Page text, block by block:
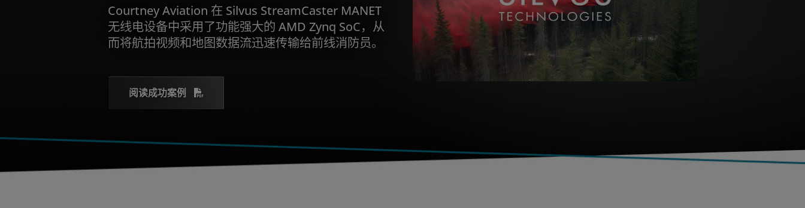
Courtney Aviation 在 Silvus StreamCaster MANET
无线电设备中采用了功能强大的 AMD Zynq SoC，从
而将航拍视频和地图数据流迅速传输给前线消防员。
阅读成功案例